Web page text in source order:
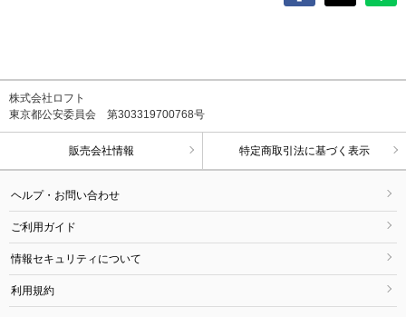
株式会社ロフト
東京都公安委員会 第303319700768号
販売会社情報 特定商取引法に基づく表示
ヘルプ・お問い合わせ
ご利用ガイド
情報セキュリティについて
利用規約